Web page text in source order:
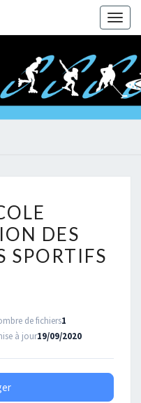
C'
DES
SPORTIFS
de fichiers1
à jour19/09/2020